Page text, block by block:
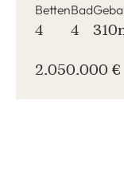
Betten
4
Bad
4
2.050.000 €